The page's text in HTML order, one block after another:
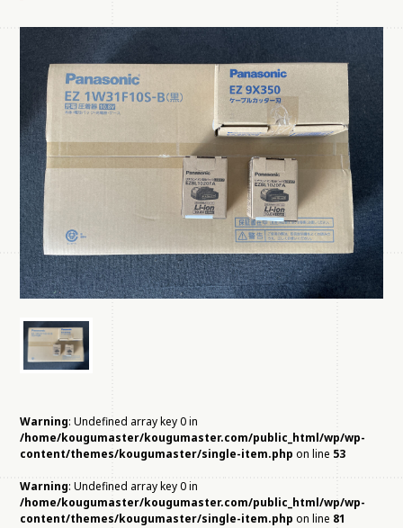
Warning: Undefined array key 0 in
/home/kougumaster/kougumaster.com/public_html/wp/wp-
content/themes/kougumaster/single-item.php on line 53
Warning: Undefined array key 0 in
/home/kougumaster/kougumaster.com/public_html/wp/wp-
content/themes/kougumaster/single-item.php on line 81